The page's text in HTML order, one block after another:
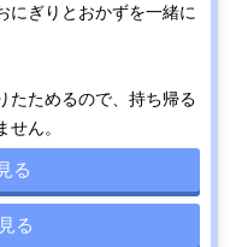
にぎりとおかずを一緒に
たためるので、持ち帰る
ん。
る
る